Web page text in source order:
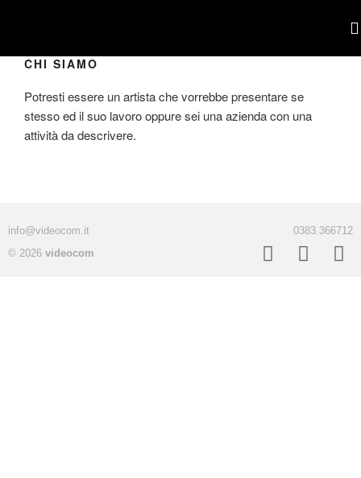
CHI SIAMO
Potresti essere un artista che vorrebbe presentare se
stesso ed il suo lavoro oppure sei una azienda con una
attività da descrivere.
info@videocom.it
0383.366712
© 2026 videocom